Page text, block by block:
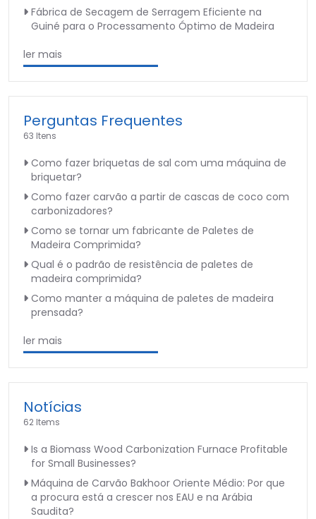
Fábrica de Secagem de Serragem Eficiente na
Guiné para o Processamento Óptimo de Madeira
ler mais
Perguntas Frequentes
63 Itens
Como fazer briquetas de sal com uma máquina de
briquetar?
Como fazer carvão a partir de cascas de coco com
carbonizadores?
Como se tornar um fabricante de Paletes de
Madeira Comprimida?
Qual é o padrão de resistência de paletes de
madeira comprimida?
Como manter a máquina de paletes de madeira
prensada?
ler mais
Notícias
62 Items
Is a Biomass Wood Carbonization Furnace Profitable
for Small Businesses?
Máquina de Carvão Bakhoor Oriente Médio: Por que
a procura está a crescer nos EAU e na Arábia
Saudita?